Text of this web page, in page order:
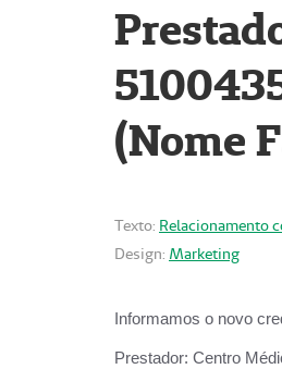
(Nome
Texto: Relacionamento
Design: Marketing
Informamos o novo
Prestador: Centro